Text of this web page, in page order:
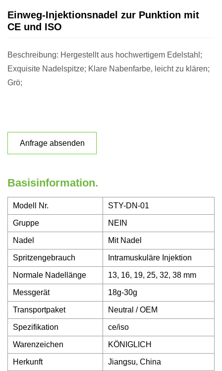
Einweg-Injektionsnadel zur Punktion mit
CE und ISO
Beschreibung: Hergestellt aus hochwertigem Edelstahl;
Exquisite Nadelspitze; Klare Nabenfarbe, leicht zu klären;
Grö;
Anfrage absenden
Basisinformation.
Modell Nr. STY-DN-01
Gruppe NEIN
Nadel Mit Nadel
Spritzengebrauch Intramuskuläre Injektion
Normale Nadellänge 13, 16, 19, 25, 32, 38 mm
Messgerät 18g-30g
Transportpaket Neutral / OEM
Spezifikation ce/iso
Warenzeichen KÖNIGLICH
Herkunft Jiangsu, China